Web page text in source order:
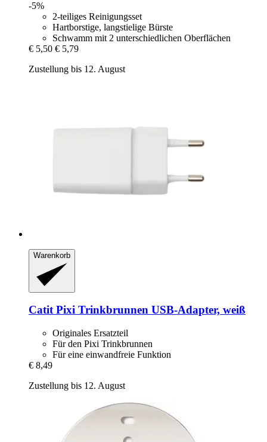
-5%
2-teiliges Reinigungsset
Hartborstige, langstielige Bürste
Schwamm mit 2 unterschiedlichen Oberflächen
€ 5,50 € 5,79
Zustellung bis 12. August
Warenkorb
CatitPixi Trinkbrunnen USB-​Adapter, weiß
Originales Ersatzteil
Für den Pixi Trinkbrunnen
Für eine einwandfreie Funktion
€ 8,49
Zustellung bis 12. August